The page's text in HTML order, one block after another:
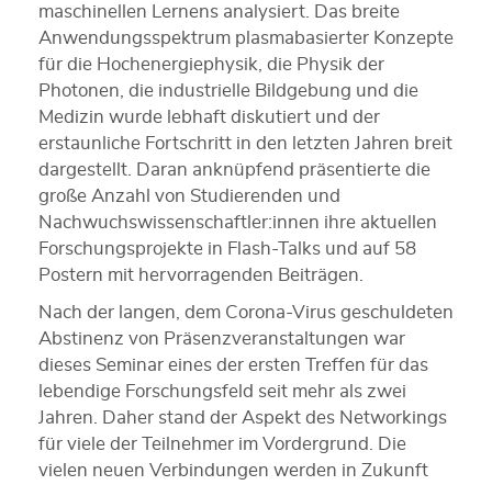
maschinellen Lernens analysiert. Das breite
Anwendungsspektrum plasmabasierter Konzepte
für die Hochenergiephysik, die Physik der
Photonen, die industrielle Bildgebung und die
Medizin wurde lebhaft diskutiert und der
erstaunliche Fortschritt in den letzten Jahren breit
dargestellt. Daran anknüpfend präsentierte die
große Anzahl von Studierenden und
Nachwuchswissenschaftler:innen ihre aktuellen
Forschungsprojekte in Flash-Talks und auf 58
Postern mit hervorragenden Beiträgen.
Nach der langen, dem Corona-Virus geschuldeten
Abstinenz von Präsenzveranstaltungen war
dieses Seminar eines der ersten Treffen für das
lebendige Forschungsfeld seit mehr als zwei
Jahren. Daher stand der Aspekt des Networkings
für viele der Teilnehmer im Vordergrund. Die
vielen neuen Verbindungen werden in Zukunft